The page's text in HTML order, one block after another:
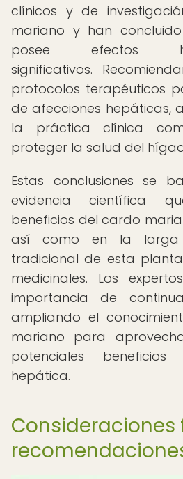
clínicos y de
mariano y han
posee efectos
significativos.
protocolos terapéuticos
de afecciones hepáticas,
la práctica clínica
proteger la salud del
Estas conclusiones se
evidencia científica
beneficios del cardo
así como en la larga
tradicional de esta
medicinales. Los
importancia de
ampliando el
mariano para
potenciales
hepática.
Consideraciones